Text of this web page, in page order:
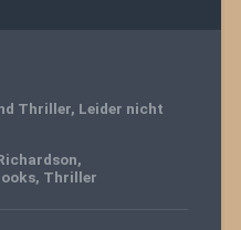
Thriller, Leider nicht
,
, Thriller